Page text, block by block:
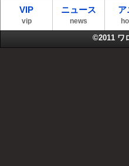
VIP
vip
ニュース
news
ア
©2011 ワ